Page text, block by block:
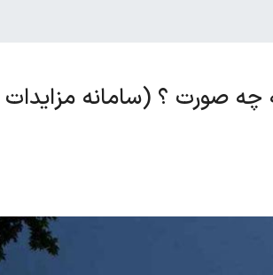
چه صورت ؟ (سامانه مزایدات